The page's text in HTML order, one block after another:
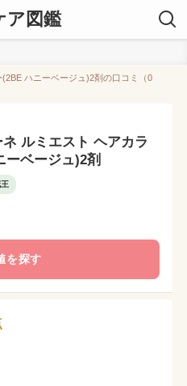
ア図鑑
ハニーベージュ)2剤の口コミ（0
ルミエスト ヘアカラ
ーベージュ)2剤
を探す